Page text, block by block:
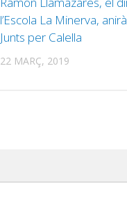
l’Escola La Minerva,
Junts per Calella
22 MARÇ, 2019